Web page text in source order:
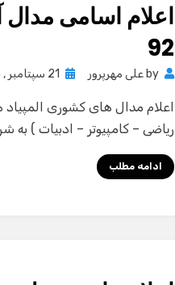
اعلام اسامی
92
by علی مهرپرور
Posted
21 سپتامبر , 2013
ریاضی – کامپیوتر – ادبیات )
ادامه مطلب